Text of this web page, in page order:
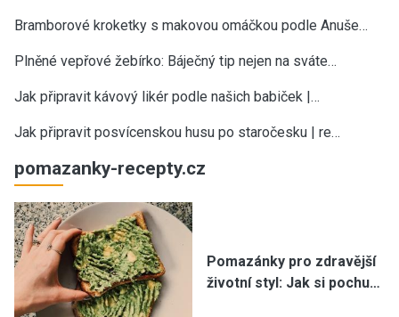
Bramborové kroketky s makovou omáčkou podle Anuše…
Plněné vepřové žebírko: Báječný tip nejen na sváte…
Jak připravit kávový likér podle našich babiček |…
Jak připravit posvícenskou husu po staročesku | re…
pomazanky-recepty.cz
Pomazánky pro zdravější
životní styl: Jak si pochu…